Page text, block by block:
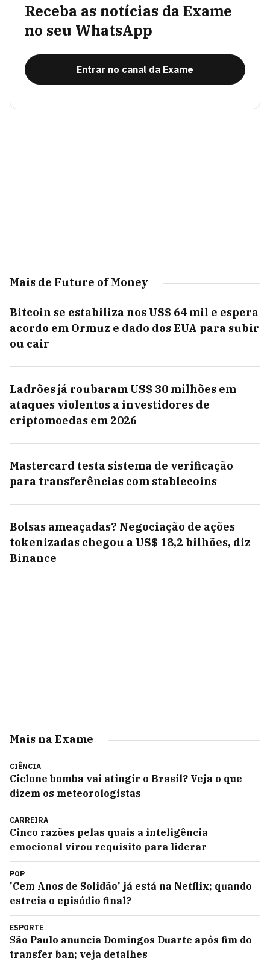
Receba as notícias da Exame
no seu WhatsApp
Entrar no canal da Exame
Mais de Future of Money
Bitcoin se estabiliza nos US$ 64 mil e espera
acordo em Ormuz e dado dos EUA para subir
ou cair
Ladrões já roubaram US$ 30 milhões em
ataques violentos a investidores de
criptomoedas em 2026
Mastercard testa sistema de verificação
para transferências com stablecoins
Bolsas ameaçadas? Negociação de ações
tokenizadas chegou a US$ 18,2 bilhões, diz
Binance
Mais na Exame
CIÊNCIA
Ciclone bomba vai atingir o Brasil? Veja o que
dizem os meteorologistas
CARREIRA
Cinco razões pelas quais a inteligência
emocional virou requisito para liderar
POP
'Cem Anos de Solidão' já está na Netflix; quando
estreia o episódio final?
ESPORTE
São Paulo anuncia Domingos Duarte após fim do
transfer ban; veja detalhes